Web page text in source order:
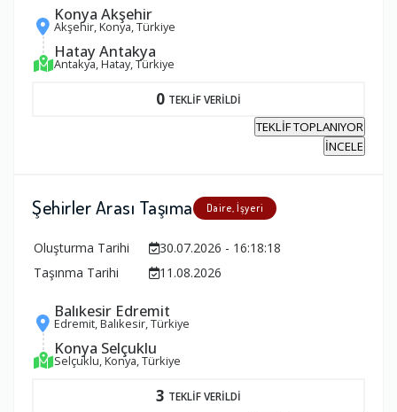
Konya Akşehir
Akşehir, Konya, Türkiye
Hatay Antakya
Antakya, Hatay, Türkiye
0 TEKLİF VERİLDİ
TEKLİF TOPLANIYOR
İNCELE
Şehirler Arası Taşıma Daire, İşyeri
Oluşturma Tarihi
30.07.2026 - 16:18:18
Taşınma Tarihi
11.08.2026
Balıkesir Edremit
Edremit, Balıkesir, Türkiye
Konya Selçuklu
Selçuklu, Konya, Türkiye
3 TEKLİF VERİLDİ